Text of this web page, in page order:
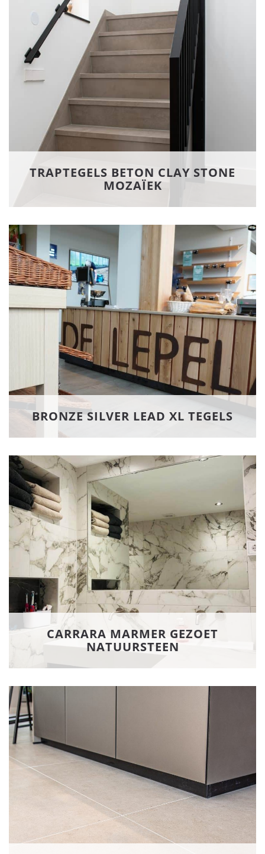
TRAPTEGELS BETON CLAY STONE
MOZAÏEK
BRONZE SILVER LEAD XL TEGELS
CARRARA MARMER GEZOET
NATUURSTEEN